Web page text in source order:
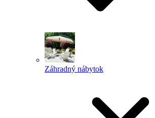
Záhradný nábytok